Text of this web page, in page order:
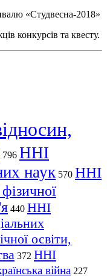
«Студвесна-2018»
конкурсів та квесту.
796 ННІ
наук 570 ННІ
440 ННІ
освіти,
372 ННІ
війна 227